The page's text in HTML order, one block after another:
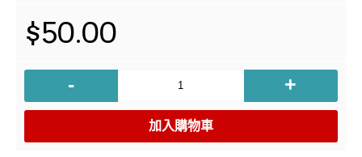
$50.00
- +
加入購物車